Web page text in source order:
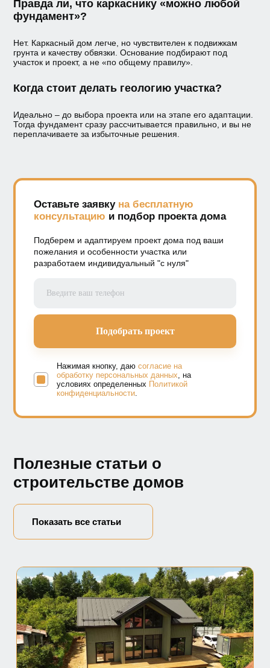
Правда ли, что каркаснику «можно любой
фундамент»?
Нет. Каркасный дом легче, но чувствителен к подвижкам
грунта и качеству обвязки. Основание подбирают под
участок и проект, а не «по общему правилу».
Когда стоит делать геологию участка?
Идеально – до выбора проекта или на этапе его адаптации.
Тогда фундамент сразу рассчитывается правильно, и вы не
переплачиваете за избыточные решения.
Оставьте заявку на бесплатную
консультацию и подбор проекта дома
Подберем и адаптируем проект дома под ваши
пожелания и особенности участка или
разработаем индивидуальный "с нуля"
Нажимая кнопку, даюсогласие на
обработку персональных данных, на
условиях определенных Политикой
конфиденциальности.
Полезные статьи о
строительстве домов
Показать все статьи